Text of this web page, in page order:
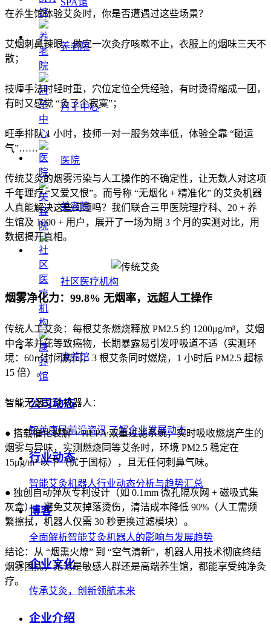
SPA馆
养老院
月子中心
医院
美容院
社区医疗机构
康养馆
公司动态
智美康民前沿资讯,了解企业发展动态
行业动态
智能艾灸机器人行业动态分析与趋势汇总
博客
全面解析智能艾灸机器人的影响与发展趋势
企业文化
传承艾灸，创新领航未来
企业介绍
在养生馆体验艾灸时，你是否遭遇过这些场景？
艾烟刺鼻辣眼，做完一次灸疗咳嗽不止，衣服上的烟味三天不
散；
技师手法时轻时重，穴位定位全凭经验，有时烫得缩成一团，
有时又感觉 “灸了个寂寞”；
旺季排队 1 小时，技师一对一服务效率低，体验全靠 “碰运
气”……
传统艾灸的烟雾污染与人工操作的不确定性，让无数人对这项
千年理疗 “又爱又恨”。而号称 “无烟化 + 精准化” 的艾灸机器
人真能解决这些问题吗？我们联合三甲医院理疗科、20 + 养
生馆及 1000 + 用户，展开了一场为期 3 个月的实测对比，用
数据揭开真相。
烟雾净化力：99.8% 无烟率，远超人工操作
传统人工艾灸：每根艾条燃烧释放 PM2.5 约 1200μg/m³，艾烟
中含苯并芘等致癌物，长期暴露易引发呼吸道不适（实测环
境：60㎡封闭房间，3 根艾条同时燃烧，1 小时后 PM2.5 超标
15 倍）。
智能无烟艾灸机器人：
● 搭载催化裂解 + HEPA 双重过滤系统，实时吸收燃烧产生的
烟雾与异味，实测燃烧同等艾条时，环境 PM2.5 稳定在
15μg/m³ 以下（优于国标），且无任何刺鼻气味。
● 独创自动弹灰专利设计（如 0.1mm 微孔隔灰网 + 磁吸式集
灰盒），避免艾灰掉落烫伤，清洁成本降低 90%（人工需频
繁擦拭，机器人仅需 30 秒更换过滤模块）。
结论：从 “烟熏火燎” 到 “空气清新”，机器人用技术彻底终结
烟雾困扰，无论是敏感人群还是高端养生馆，都能享受纯净灸
疗。